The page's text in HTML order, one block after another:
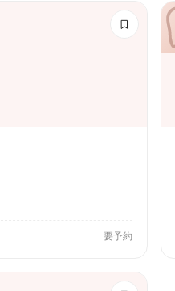
要予約